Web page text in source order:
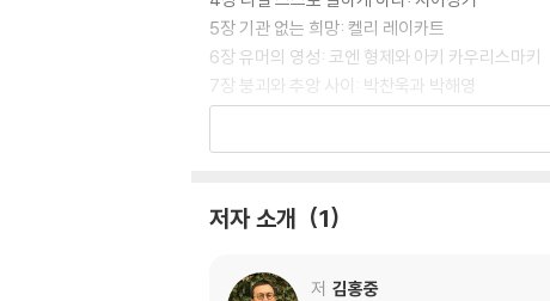
5장 기관 없는 희망: 켈리 레이카트
6장 유머의 영성: 코엔 형제와 아키 카우리스마키
7장 붕괴와 추앙 사이: 박찬욱과 박해영
저자 소개 1
저 김홍중